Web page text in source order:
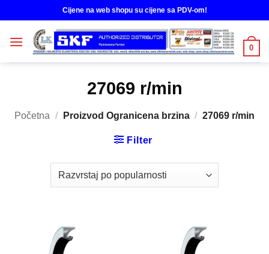
to
content
Cijene na web shopu su cijene sa PDV-om!
0
27069 r/min
Početna / Proizvod Ogranicena brzina / 27069 r/min
Filter